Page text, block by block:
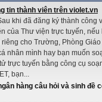
tin thành viên trên violet.vn
khi đã đăng ký thành công
của Thư viện trực tuyến, nếu
riêng cho Trường, Phòng
nhân mình hay bạn muốn
trực tuyến bằng công cụ
bạn...
hàng câu hỏi và sinh đề